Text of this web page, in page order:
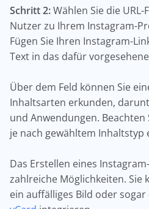
Schritt 2:Wählen Sie die
Nutzer zu Ihrem Instagram-
Fügen Sie Ihren Instagram-
Text in das dafür
Über dem Feld können Sie
Inhaltsarten erkunden,
und Anwendungen. Beachten
je nach gewähltem
Das Erstellen eines
zahlreiche Möglichkeiten. Sie
ein auffälliges Bild oder